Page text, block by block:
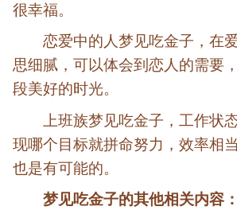
很幸福。
恋爱中的人梦见吃金子，在
思细腻，可以体会到恋人的需要
段美好的时光。
上班族梦见吃金子，工作状
现哪个目标就拼命努力，效率相
也是有可能的。
梦见吃金子的其他相关内容：